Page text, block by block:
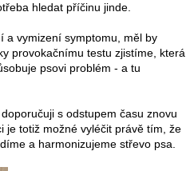
hledat příčinu jinde.
a vymizení symptomu, měl by
provokačnímu testu zjistíme, která
psovi problém - a tu
s odstupem času znovu
je totiž možné vyléčit právě tím, že
a harmonizujeme střevo psa.